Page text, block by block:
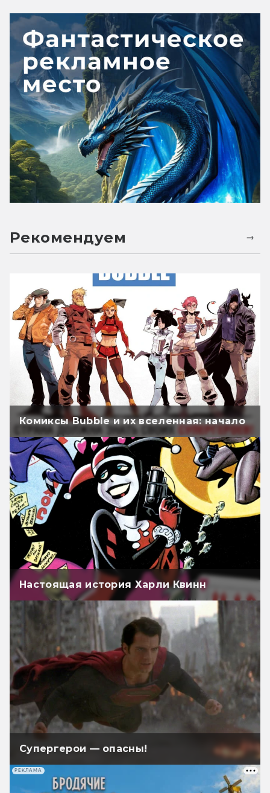
Рекомендуем
Комиксы Bubble и их вселенная: начало
Настоящая история Харли Квинн
Супергерои — опасны!
РЕКЛАМА